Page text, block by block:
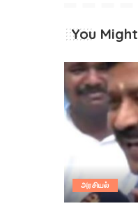
You
அரசியல்